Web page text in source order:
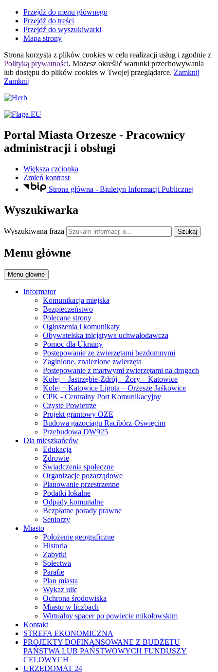
Przejdź do menu głównego
Przejdź do treści
Przejdź do wyszukiwarki
Mapa strony
Strona korzysta z plików cookies w celu realizacji usług i zgodnie z
Polityką prywatności. Możesz określić warunki przechowywania
lub dostępu do plików cookies w Twojej przeglądarce. Zamknij
Zamknij
Portal Miasta Orzesze - Pracownicy
administracji i obsługi
Większa czcionka
Zmień kontrast
Strona główna - Biuletyn Informacji Publicznej
Wyszukiwarka
Wyszukiwana fraza Szukaj
Menu główne
Menu główne
Informator
Komunikacja miejska
Bezpieczeństwo
Polecane strony
Ogłoszenia i komunikaty
Obywatelska inicjatywa uchwałodawcza
Pomoc dla Ukrainy
Postępowanie ze zwierzętami bezdomnymi
Zaginione, znalezione zwierzęta
Postępowanie z martwymi zwierzętami na drogach
Kolej + Jastrzębie-Zdrój – Żory – Katowice
Kolej + Katowice Ligota – Orzesze Jaśkowice
CPK - Centralny Port Komunikacyjny
Czyste Powietrze
Projekt grantowy OZE
Budowa gazociągu Racibórz-Oświęcim
Przebudowa DW925
Dla mieszkańców
Edukacja
Zdrowie
Świadczenia społeczne
Organizacje pozarządowe
Planowanie przestrzenne
Podatki lokalne
Odpady komunalne
Bezpłatne porady prawne
Seniorzy
Miasto
Położenie geograficzne
Historia
Zabytki
Sołectwa
Parafie
Plan miasta
Wykaz ulic
Ochrona środowiska
Miasto w liczbach
Wirtualny spacer po powiecie mikołowskim
Kontakt
STREFA EKONOMICZNA
PROJEKTY DOFINANSOWANE Z BUDŻETU
PAŃSTWA LUB PAŃSTWOWYCH FUNDUSZY
CELOWYCH
URZĘDOMAT 24